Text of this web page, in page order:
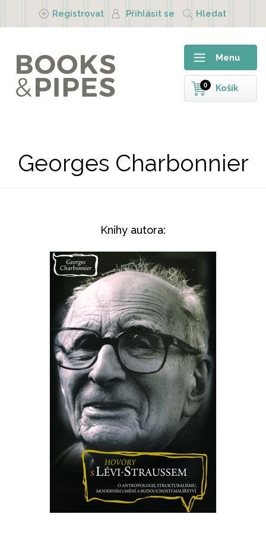
Registrovat Přihlásit se Hledat
Menu
Košík
0
Georges Charbonnier
Knihy autora